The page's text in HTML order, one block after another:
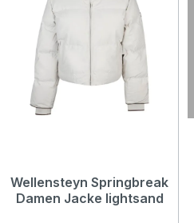
Wellensteyn Springbreak
Damen Jacke lightsand